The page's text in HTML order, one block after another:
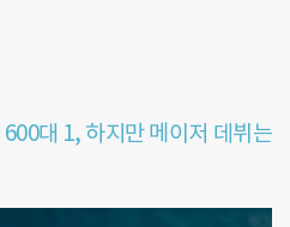
대 1, 하지만 메이저 데뷔는